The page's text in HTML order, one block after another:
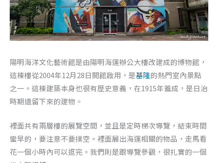
陽明海洋文化藝術館是由陽明海運辦公大樓改建成的博物館，
這棟樓從2004年12月28日開館啟用，是基隆的熱門室內景點
之一。這棟建築本身也很有歷史意義，在1915年蓋成，是日治
時期遺留下來的建物。
裡面共有兩層樓的展覽空間，並且是定時梯次導覽，結束時間
蠻早的，要注意不要撲空。裡面展出海運相關的物品，走馬看
花一個小時內可以逛完。我們則是跟導覽參觀，很扎實的一個